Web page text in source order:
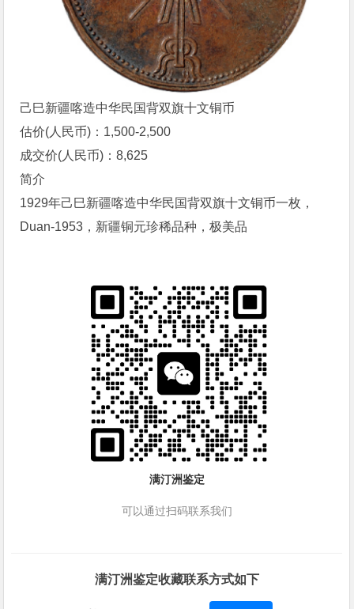
己巳新疆喀造中华民国背双旗十文铜币
估价(人民币)：1,500-2,500
成交价(人民币)：8,625
简介
1929年己巳新疆喀造中华民国背双旗十文铜币一枚，
Duan-1953，新疆铜元珍稀品种，极美品
满汀洲鉴定
可以通过扫码联系我们
满汀洲鉴定收藏联系方式如下